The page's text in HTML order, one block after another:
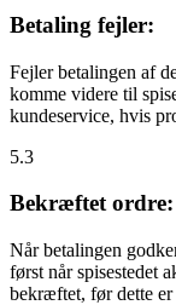
Betaling fejler:
Fejler betalingen af
komme videre til
kundeservice, hvis
5.3
Bekræftet ordre:
Når betalingen
først når spisestedet
bekræftet, før dette